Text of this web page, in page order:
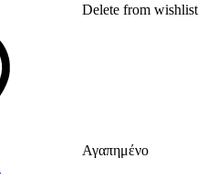
Delete from wishlist
Αγαπημένο